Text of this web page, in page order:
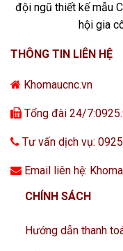
đội ngũ thiết kế mẫu
hội gia
THÔNG TIN LIÊN HỆ
Khomaucnc.vn
Tổng đài 24/
Tư vấn dịch vụ:
Email liên hệ:
CHÍNH SÁCH
Hướng dẫn thanh